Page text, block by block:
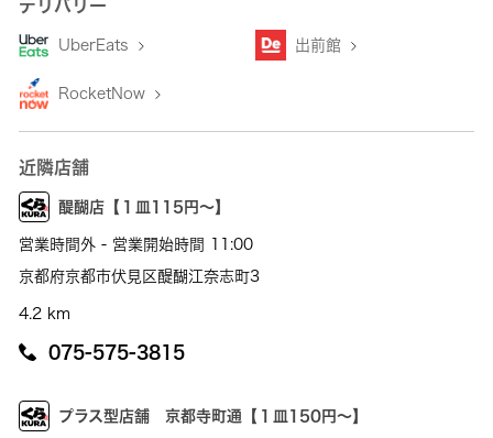
デリバリー
UberEats 出前館
RocketNow
近隣店舗
醍醐店【１皿115円～】
営業時間外 - 営業開始時間 11:00
京都府京都市伏見区醍醐江奈志町3
4.2 km
075-575-3815
プラス型店舗 京都寺町通【１皿150円～】